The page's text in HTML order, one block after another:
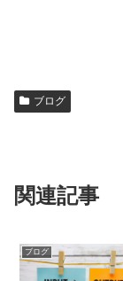
ブログ
関連記事
ブログ